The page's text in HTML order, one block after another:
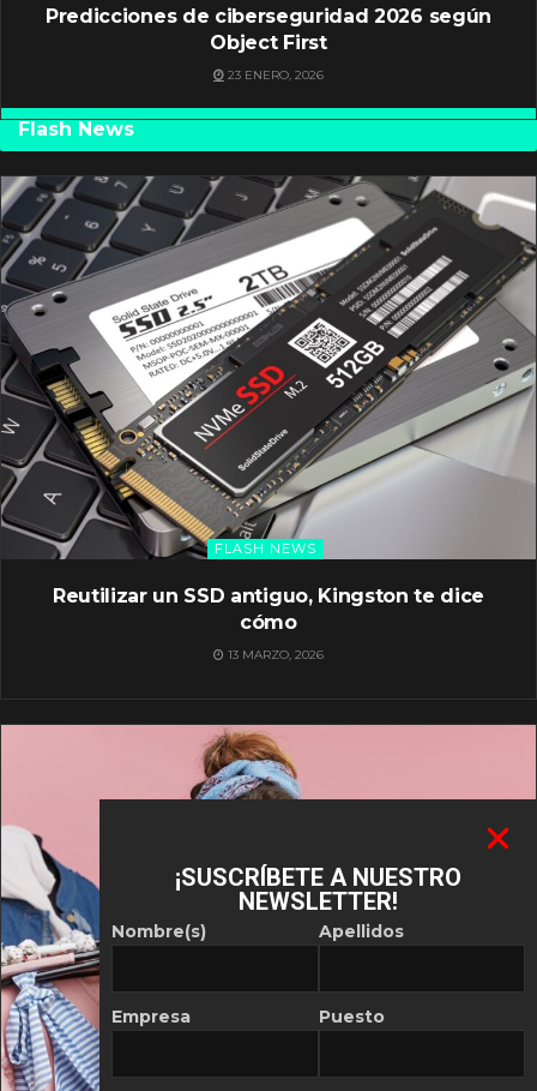
Predicciones de ciberseguridad 2026 según
Object First
23 ENERO, 2026
Flash News
FLASH NEWS
Reutilizar un SSD antiguo, Kingston te dice
cómo
13 MARZO, 2026
¡SUSCRÍBETE A NUESTRO
NEWSLETTER!
Nombre(s)
Empresa
Apellidos
Puesto